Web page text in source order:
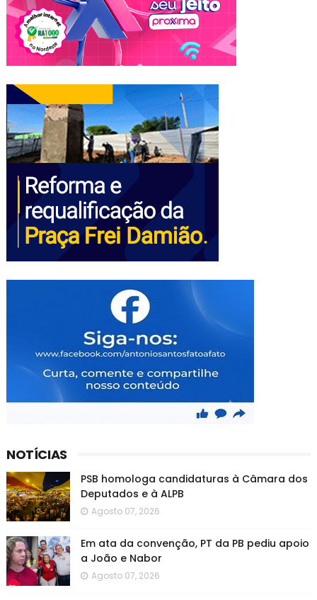
NOTÍCIAS
PSB homologa candidaturas à Câmara dos
Deputados e à ALPB
Agosto 07, 2026
Em ata da convenção, PT da PB pediu apoio
a João e Nabor
Agosto 07, 2026